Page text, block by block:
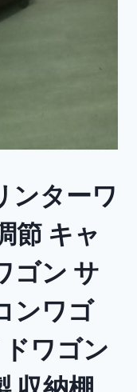
ンターワ
節 キャ
ゴン サ
ンワゴ
ワゴン